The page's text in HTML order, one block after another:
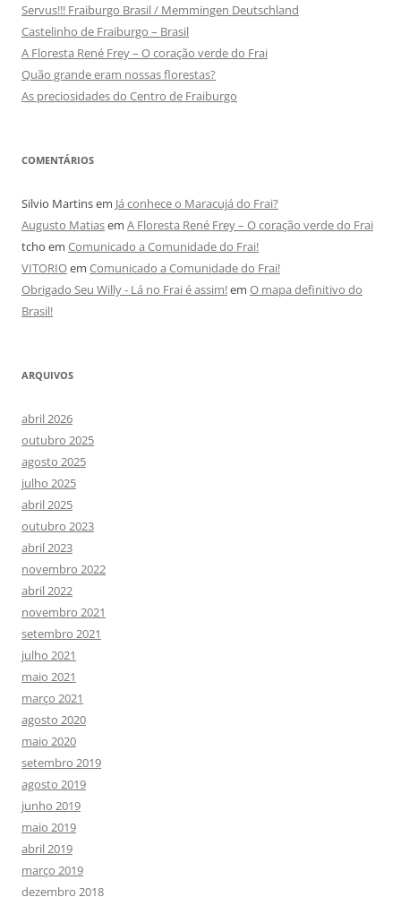
Servus!!! Fraiburgo Brasil / Memmingen Deutschland
Castelinho de Fraiburgo – Brasil
A Floresta René Frey – O coração verde do Frai
Quão grande eram nossas florestas?
As preciosidades do Centro de Fraiburgo
COMENTÁRIOS
Silvio Martinsem Já conhece o Maracujá do Frai?
Augusto Matiasem A Floresta René Frey – O coração verde do Frai
tcho em Comunicado a Comunidade do Frai!
VITORIOem Comunicado a Comunidade do Frai!
Obrigado Seu Willy - Lá no Frai é assim!em O mapa definitivo do
Brasil!
ARQUIVOS
abril 2026
outubro 2025
agosto 2025
julho 2025
abril 2025
outubro 2023
abril 2023
novembro 2022
abril 2022
novembro 2021
setembro 2021
julho 2021
maio 2021
março 2021
agosto 2020
maio 2020
setembro 2019
agosto 2019
junho 2019
maio 2019
abril 2019
março 2019
dezembro 2018